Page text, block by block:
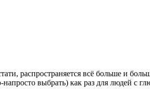
распространяется всё больше и
выбрать) как раз для людей с